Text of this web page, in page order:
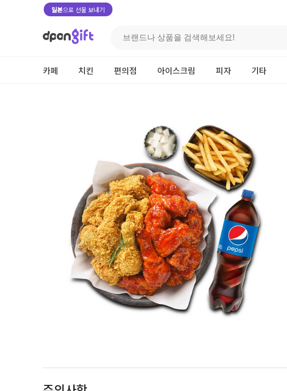
일본으로 선물 보내기
카페 치킨 편의점 아이스크림 피자 기타